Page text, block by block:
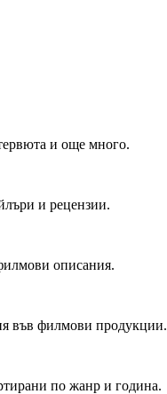
и още много.
и рецензии.
описания.
във филмови продукции.
по жанр и година.